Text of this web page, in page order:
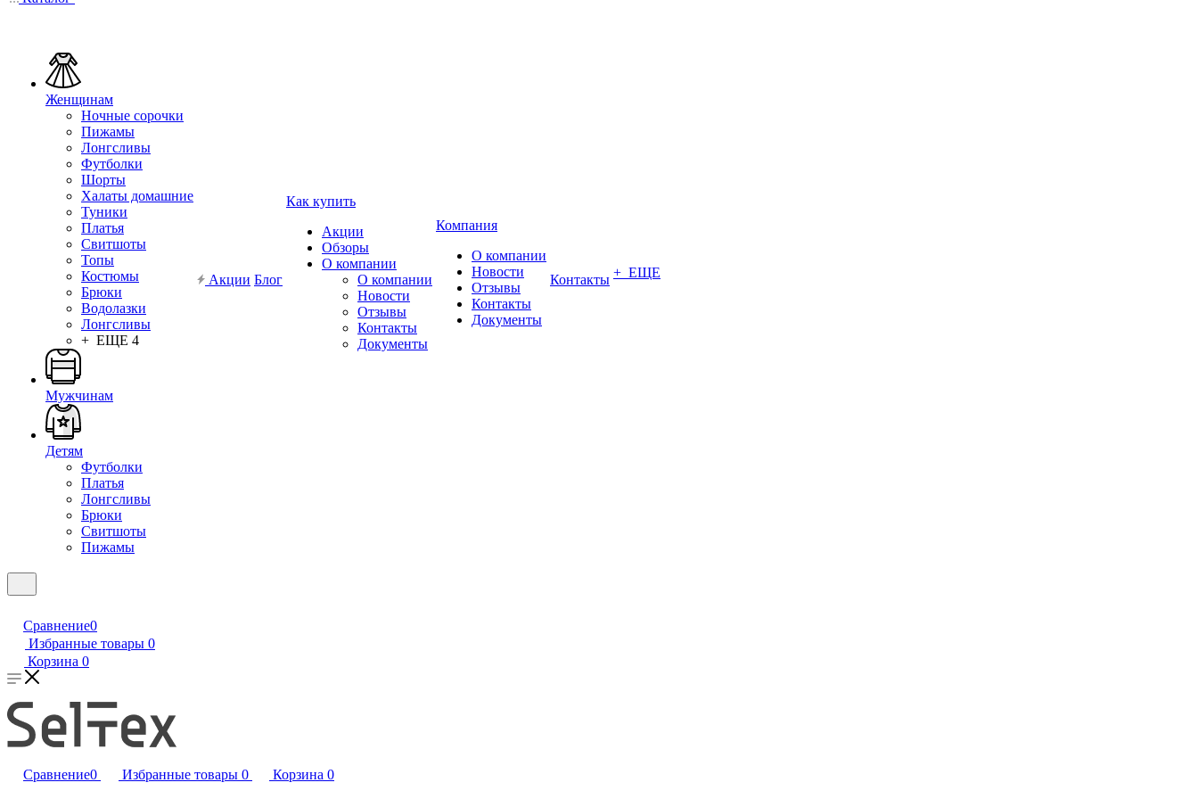
Женщинам
Ночные сорочки
Пижамы
Лонгсливы
Футболки
Шорты
Халаты домашние
Туники
Платья
Свитшоты
Топы
Костюмы
Брюки
Водолазки
Лонгсливы
+ ЕЩЕ 4
Мужчинам
Детям
Футболки
Платья
Лонгсливы
Брюки
Свитшоты
Пижамы
Акции Блог
Как купить
Акции
Обзоры
О компании
О компании
Новости
Отзывы
Контакты
Документы
Компания
О компании
Новости
Отзывы
Контакты
Документы
Контакты + ЕЩЕ
Сравнение0
Избранные товары 0
Корзина 0
Сравнение0 Избранные товары 0 Корзина 0